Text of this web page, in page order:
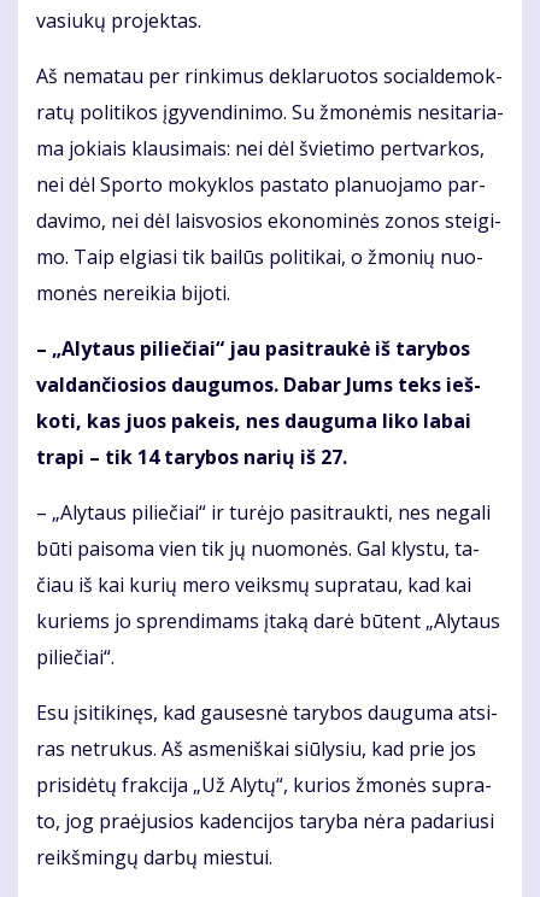
va­siu­kų pro­jek­tas.
Aš ne­ma­tau per rin­ki­mus de­kla­ruo­tos so­cial­de­mok­
ra­tų po­li­ti­kos įgy­ven­di­ni­mo. Su žmo­nė­mis ne­si­ta­ria­
ma jo­kiais klau­si­mais: nei dėl švie­ti­mo per­tvar­kos,
nei dėl Spor­to mo­kyk­los pa­sta­to pla­nuo­ja­mo par­
da­vi­mo, nei dėl lais­vo­sios eko­no­mi­nės zo­nos stei­gi­
mo. Taip el­gia­si tik bai­lūs po­li­ti­kai, o žmo­nių nuo­
mo­nės ne­rei­kia bi­jo­ti.
– „Aly­taus pi­lie­čiai“ jau pa­si­trau­kė iš ta­ry­bos
val­dan­čio­sios dau­gu­mos. Da­bar Jums teks ieš­
ko­ti, kas juos pa­keis, nes dau­gu­ma li­ko la­bai
tra­pi – tik 14 ta­ry­bos na­rių iš 27.
– „Aly­taus pi­lie­čiai“ ir tu­rė­jo pa­si­trauk­ti, nes ne­ga­li
bū­ti pai­so­ma vien tik jų nuo­mo­nės. Gal klys­tu, ta­
čiau iš kai ku­rių me­ro veiks­mų su­pra­tau, kad kai
ku­riems jo spren­di­mams įta­ką da­rė bū­tent „Aly­taus
pi­lie­čiai“.
Esu įsi­ti­ki­nęs, kad gau­ses­nė ta­ry­bos dau­gu­ma at­si­
ras ne­tru­kus. Aš as­me­niš­kai siū­ly­siu, kad prie jos
pri­si­dė­tų frak­ci­ja „Už Aly­tų“, ku­rios žmo­nės su­pra­
to, jog pra­ėju­sios ka­den­ci­jos ta­ry­ba nė­ra pa­da­riu­si
reikš­min­gų dar­bų mies­tui.